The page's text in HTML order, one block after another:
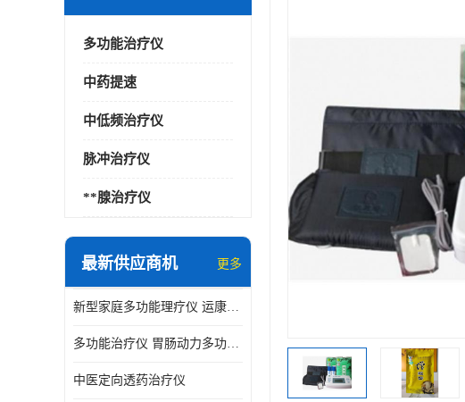
多功能治疗仪
中药提速
中低频治疗仪
脉冲治疗仪
**腺治疗仪
最新供应商机 更多
新型家庭多功能理疗仪 运康达华
多功能治疗仪 胃肠动力多功能治疗仪
中医定向透药治疗仪